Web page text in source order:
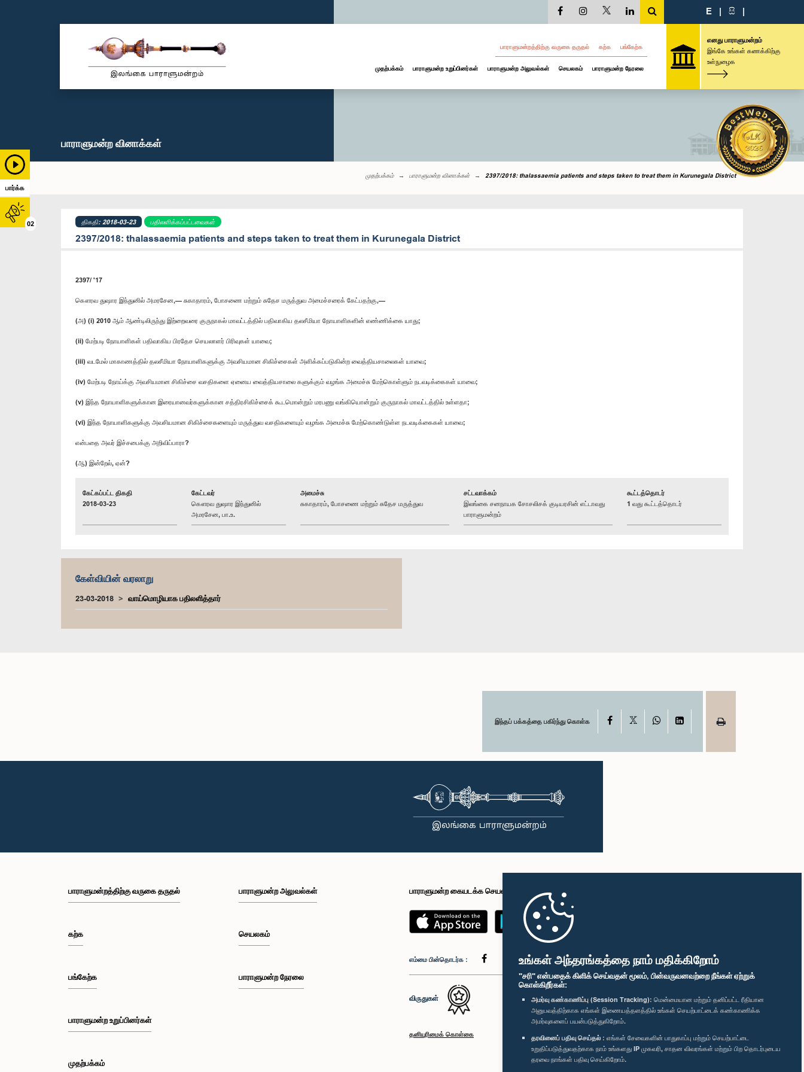
உங்கள் அந்தரங்கத்தை நாம் மதிக்கிறோம்
"சரி" என்பதைக் கிளிக் செய்வதன் மூலம், பின்வருவனவற்றை நீங்கள் ஏற்றுக்
கொள்கிறீர்கள்:
அமர்வு கண்காணிப்பு (Session Tracking): மென்மையான மற்றும் தனிப்பட்ட ரீதியான
அனுபவத்திற்காக எங்கள் இணையத்தளத்தில் உங்கள் செயற்பாட்டைக் கண்காணிக்க
அமர்வுகளைப் பயன்படுத்துகிறோம்.
தரவினைப் பதிவு செய்தல் : எங்கள் சேவைகளின் பாதுகாப்பு மற்றும் செயற்பாட்டை
உறுதிப்படுத்துவதற்காக நாம் உங்களது IP முகவரி, சாதன விவரங்கள் மற்றும் பிற தொடர்புடைய
தரவை நாங்கள் பதிவு செய்கிறோம்.
பார்க்க
02
E | සි |
பாராளுமன்றத்திற்கு வருகை தருதல் கற்க பங்கேற்க
முதற்பக்கம் பாராளுமன்ற உறுப்பினர்கள் பாராளுமன்ற அலுவல்கள் செயலகம் பாராளுமன்ற நேரலை
எனது பாராளுமன்றம்
இங்கே உங்கள் கணக்கிற்கு
உள்நுழைக
பாராளுமன்ற வினாக்கள்
முதற்பக்கம் பாராளுமன்ற வினாக்கள் 2397/2018: thalassaemia patients and steps taken to treat them in Kurunegala District
திகதி: 2018-03-23 பதிலளிக்கப்பட்டவைகள்
2397/2018: thalassaemia patients and steps taken to treat them in Kurunegala District
2397/ '17
கௌரவ துஷார இந்துனில் அமரசேன,— சுகாதாரம், போசணை மற்றும் சுதேச மருத்துவ அமைச்சரைக் கேட்பதற்கு,—
(அ) (i) 2010 ஆம் ஆண்டிலிருந்து இற்றைவரை குருநாகல் மாவட்டத்தில் பதிவாகிய தலசீமியா நோயாளிகளின் எண்ணிக்கை யாது;
(ii) மேற்படி நோயாளிகள் பதிவாகிய பிரதேச செயலாளர் பிரிவுகள் யாவை;
(iii) வடமேல் மாகாணத்தில் தலசீமியா நோயாளிகளுக்கு அவசியமான சிகிச்சைகள் அளிக்கப்படுகின்ற வைத்தியசாலைகள் யாவை;
(iv) மேற்படி நோய்க்கு அவசியமான சிகிச்சை வசதிகளை ஏனைய வைத்தியசாலை களுக்கும் வழங்க அமைச்சு மேற்கொள்ளும் நடவடிக்கைகள் யாவை;
(v) இந்த நோயாளிகளுக்கான இரையானவர்களுக்கான சத்திரசிகிச்சைக் கூடமொன்றும் மரபணு வங்கியொன்றும் குருநாகல் மாவட்டத்தில் உள்ளதா;
(vi) இந்த நோயாளிகளுக்கு அவசியமான சிகிச்சைகளையும் மருத்துவ வசதிகளையும் வழங்க அமைச்சு மேற்கொண்டுள்ள நடவடிக்கைகள் யாவை;
என்பதை அவர் இச்சபைக்கு அறிவிப்பாரா?
(ஆ) இன்றேல், ஏன்?
கேட்கப்பட்ட திகதி
2018-03-23
கேட்டவர்
கௌரவ துஷார இந்துனில்
அமரசேன, பா.உ.
அமைச்சு
சுகாதாரம், போசணை மற்றும் சுதேச மருத்துவ
சட்டவாக்கம்
இலங்கை சனநாயக சோசலிசக் குடியரசின் எட்டாவது
பாராளுமன்றம்
கூட்டத்தொடர்
1 வது கூட்டத்தொடர்
கேள்வியின் வரலாறு
23-03-2018 வாய்மொழியாக பதிலளித்தார்
இந்தப் பக்கத்தை பகிர்ந்து கொள்க Facebook WhatsAppLinkedIn
பாராளுமன்றத்திற்கு வருகை தருதல்
கற்க
பங்கேற்க
பாராளுமன்ற உறுப்பினர்கள்
முதற்பக்கம்
பாராளுமன்ற அலுவல்கள்
செயலகம்
பாராளுமன்ற நேரலை
பாராளுமன்ற கையடக்க செயலி
எம்மை பின்தொடர்க :
விருதுகள்
தனியுரிமைக் கொள்கை